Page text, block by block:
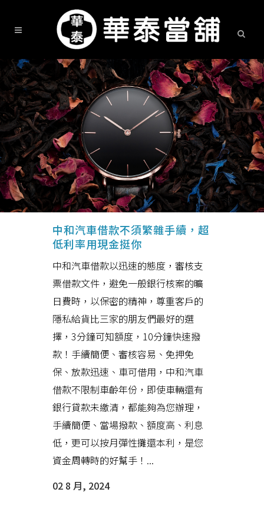
中和汽車借款不須繁雜手續，超
低利率用現金挺你
中和汽車借款以迅速的態度，審核支
票借款文件，避免一般銀行核案的曠
日費時，以保密的精神，尊重客戶的
隱私給貨比三家的朋友們最好的選
擇，3分鐘可知額度，10分鐘快速撥
款！手續簡便、審核容易、免押免
保、放款迅速、車可借用，中和汽車
借款不限制車齡年份，即使車輛還有
銀行貸款未繳清，都能夠為您辦理，
手續簡便、當場撥款、額度高、利息
低，更可以按月彈性攤還本利，是您
資金周轉時的好幫手！...
02 8 月, 2024